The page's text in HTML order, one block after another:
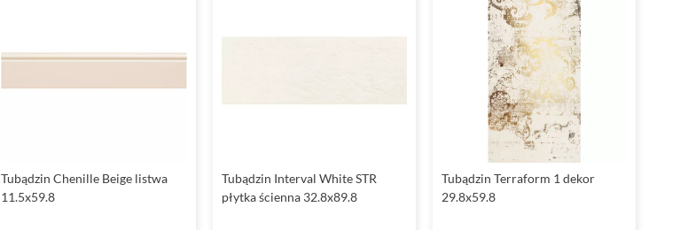
Tubądzin Chenille Beige listwa
11.5x59.8
Tubądzin Interval White STR
płytka ścienna 32.8x89.8
Tubądzin Terraform 1 dekor
29.8x59.8